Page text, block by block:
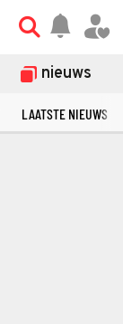
nieuws
LAATSTE NIEUWS